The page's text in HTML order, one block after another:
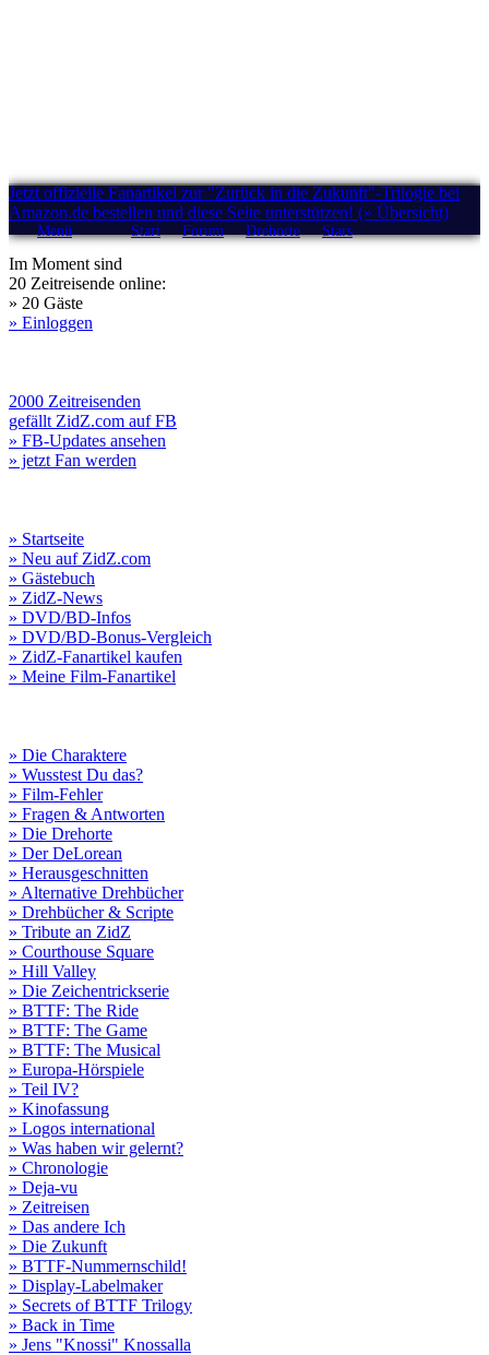
Jetzt offizielle Fanartikel zur "Zurück in die Zukunft"-Trilogie bei
Amazon.de bestellen und diese Seite unterstützen! (» Übersicht)
Menü Start Forum Drehorte Stars
Im Moment sind
20 Zeitreisende online:
» 20 Gäste
» Einloggen
2000 Zeitreisenden
gefällt ZidZ.com auf FB
» FB-Updates ansehen
» jetzt Fan werden
» Startseite
» Neu auf ZidZ.com
» Gästebuch
» ZidZ-News
» DVD/BD-Infos
» DVD/BD-Bonus-Vergleich
» ZidZ-Fanartikel kaufen
» Meine Film-Fanartikel
» Die Charaktere
» Wusstest Du das?
» Film-Fehler
» Fragen & Antworten
» Die Drehorte
» Der DeLorean
» Herausgeschnitten
» Alternative Drehbücher
» Drehbücher & Scripte
» Tribute an ZidZ
» Courthouse Square
» Hill Valley
» Die Zeichentrickserie
» BTTF: The Ride
» BTTF: The Game
» BTTF: The Musical
» Europa-Hörspiele
» Teil IV?
» Kinofassung
» Logos international
» Was haben wir gelernt?
» Chronologie
» Deja-vu
» Zeitreisen
» Das andere Ich
» Die Zukunft
» BTTF-Nummernschild!
» Display-Labelmaker
» Secrets of BTTF Trilogy
» Back in Time
» Jens "Knossi" Knossalla